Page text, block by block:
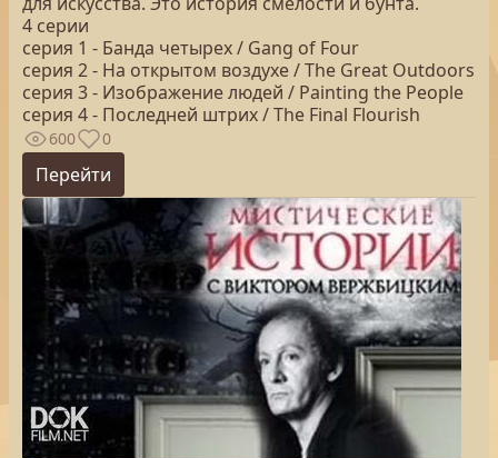
4 серии
серия 1 - Банда четырех / Gang of Four
серия 2 - На открытом воздухе / The Great Outdoors
серия 3 - Изображение людей / Painting the People
серия 4 - Последней штрих / The Final Flourish
600 0
Перейти